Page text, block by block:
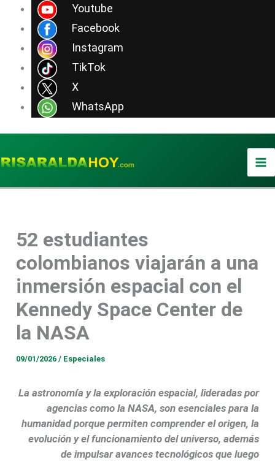
Youtube
Facebook
Instagram
TikTok
X
WhatsApp
contenido
52 estudiantes
colombianos viajarán a una
inmersión espacial con el
Kennedy Space Center de
la NASA
09/01/2026/ Especiales
La astronomía y la exploración espacial, lideradas por
agencias como la NASA, son esenciales para la
humanidad porque permiten comprender el origen, la
evolución y el funcionamiento del universo, además
de impulsar avances tecnológicos que luego